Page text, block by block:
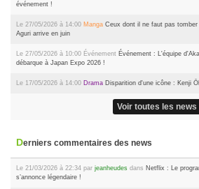
événement !
Le 27/05/2026 à 14:00 Manga Ceux dont il ne faut pas
Aguri arrive en juin
Le 27/05/2026 à 10:00 Événement Événement : L'équipe
débarque à Japan Expo 2026 !
Le 17/05/2026 à 14:00 Drama Disparition d'une icône : Kenji
Voir toutes les news
Derniers commentaires des news
Le 21/03/2026 à 22:34 par jeanheudes dans Netflix : Le
s’annonce légendaire !